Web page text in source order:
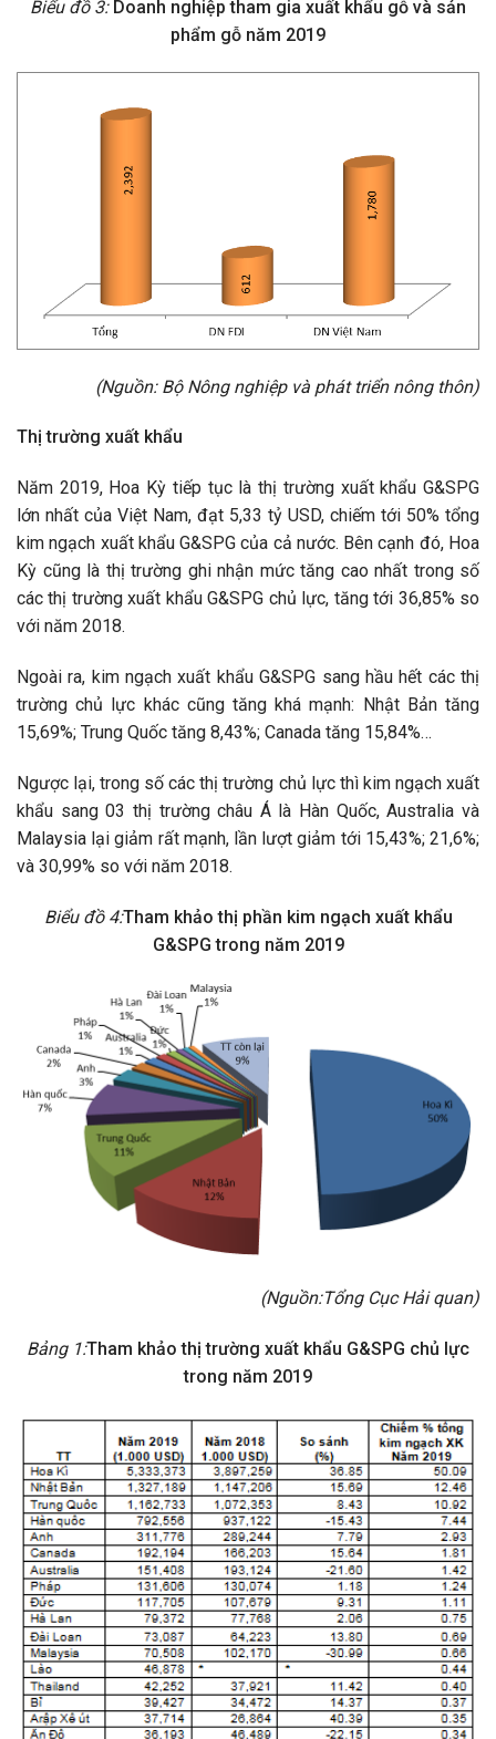
Biểu đồ 3:Doanh nghiệp tham gia xuất khẩu gỗ và sản
phẩm gỗ năm 2019
(Nguồn: Bộ Nông nghiệp và phát triển nông thôn)
Thị trường xuất khẩu
Năm 2019, Hoa Kỳ tiếp tục là thị trường xuất khẩu G&SPG
lớn nhất của Việt Nam, đạt 5,33 tỷ USD, chiếm tới 50% tổng
kim ngạch xuất khẩu G&SPG của cả nước. Bên cạnh đó, Hoa
Kỳ cũng là thị trường ghi nhận mức tăng cao nhất trong số
các thị trường xuất khẩu G&SPG chủ lực, tăng tới 36,85% so
với năm 2018.
Ngoài ra, kim ngạch xuất khẩu G&SPG sang hầu hết các thị
trường chủ lực khác cũng tăng khá mạnh: Nhật Bản tăng
15,69%; Trung Quốc tăng 8,43%; Canada tăng 15,84%…
Ngược lại, trong số các thị trường chủ lực thì kim ngạch xuất
khẩu sang 03 thị trường châu Á là Hàn Quốc, Australia và
Malaysia lại giảm rất mạnh, lần lượt giảm tới 15,43%; 21,6%;
và 30,99% so với năm 2018.
Biểu đồ 4:Tham khảo thị phần kim ngạch xuất khẩu
G&SPG trong năm 2019
(Nguồn:Tổng Cục Hải quan)
Bảng 1:Tham khảo thị trường xuất khẩu G&SPG chủ lực
trong năm 2019